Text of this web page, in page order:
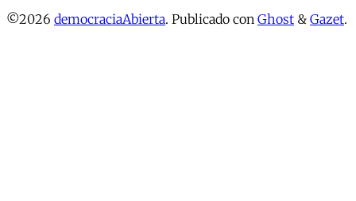
©2026 democraciaAbierta. Publicado con Ghost & Gazet.